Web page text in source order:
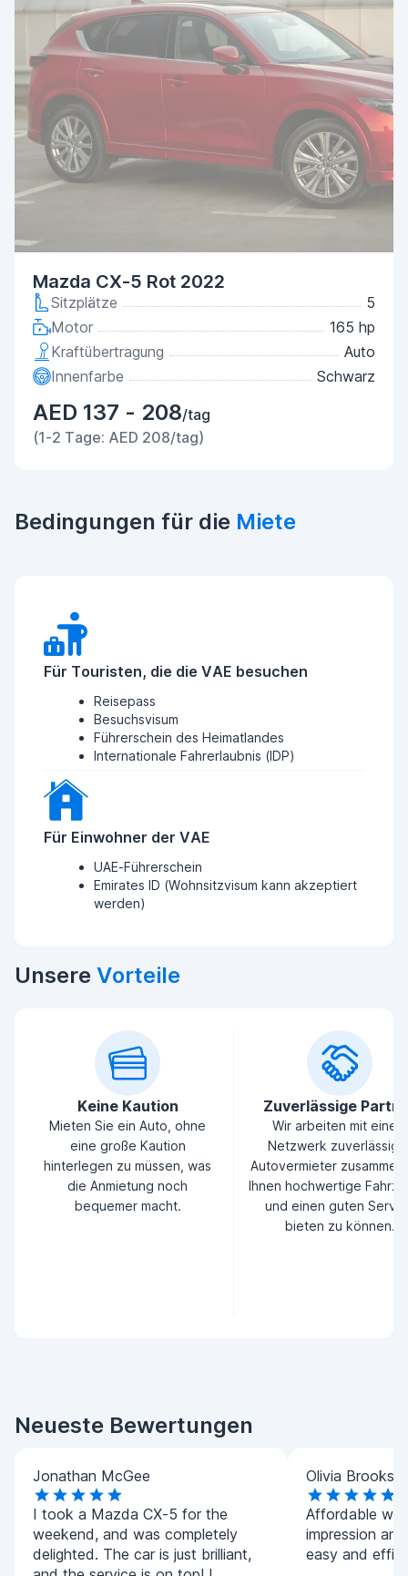
Mazda CX-5 Rot 2022
Sitzplätze
5
Motor
165 hp
Kraftübertragung
Auto
Innenfarbe
Schwarz
AED 137 - 208/tag
(1-2 Tage: AED 208/tag)
Bedingungen für die Miete
Für Touristen, die die VAE besuchen
Reisepass
Besuchsvisum
Führerschein des Heimatlandes
Internationale Fahrerlaubnis (IDP)
Für Einwohner der VAE
UAE-Führerschein
Emirates ID (Wohnsitzvisum kann akzeptiert
werden)
Unsere Vorteile
Keine Kaution
Mieten Sie ein Auto, ohne
eine große Kaution
hinterlegen zu müssen, was
die Anmietung noch
bequemer macht.
Zuverlässige
Wir arbeiten mit einem
Netzwerk
Autovermieter
Ihnen hochwertige
und einen guten
bieten zu können.
Neueste Bewertungen
Jonathan McGee
I took a Mazda CX-5 for the
weekend, and was completely
delighted. The car is just brilliant,
Olivia Brooks
Affordable
impression
easy and